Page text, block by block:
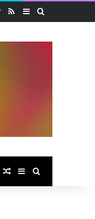
TikTokRSSSidebar (barre
Article Aléatoire
Sidebar (barre